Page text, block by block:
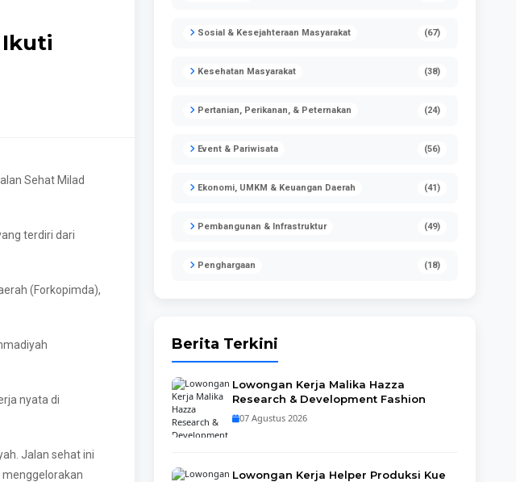
Ikuti
Sehat Milad
terdiri dari
(Forkopimda),
nyata di
Jalan sehat ini
Sosial & Kesejahteraan Masyarakat (67)
Kesehatan Masyarakat (38)
Pertanian, Perikanan, & Peternakan (24)
Event & Pariwisata (56)
Ekonomi, UMKM & Keuangan Daerah (41)
Pembangunan & Infrastruktur (49)
Penghargaan (18)
Berita Terkini
Lowongan Kerja Malika Hazza
Research & Development Fashion
07 Agustus 2026
Lowongan Kerja Helper Produksi Kue